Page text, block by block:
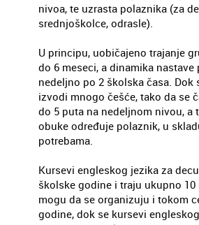
nivoa, te uzrasta polaznika (za
srednjoškolce, odrasle).
U principu, uobičajeno trajanje
do 6 meseci, a dinamika
nedeljno po 2 školska časa. Dok
izvodi mnogo češće, tako da se
do 5 puta na nedeljnom nivou, a
obuke određuje polaznik, u
potrebama.
Kursevi engleskog jezika za
školske godine i traju ukupno 10
mogu da se organizuju i tokom
godine, dok se kursevi